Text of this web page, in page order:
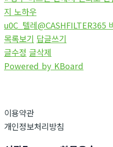
지 노하우
u0C_텔레@CASHFILTER365
목록보기 답글쓰기
글수정 글삭제
Powered by KBoard
이용약관
개인정보처리방침